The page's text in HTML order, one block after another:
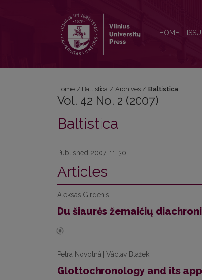
HOME
Home / Baltistica / Archives / Baltistica
Vol. 42 No. 2 (2007)
Baltistica
Published 2007-11-30
Articles
Aleksas Girdenis
Du šiaurės žemaičių
Petra Novotná | Václav Blažek
Glottochronology and its